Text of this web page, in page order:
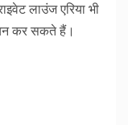
लाउंज एरिया भी
कर सकते हैं।